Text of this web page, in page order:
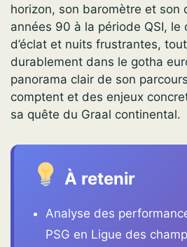
horizon, son baromètre et son
années 90 à la période QSI, le
d’éclat et nuits frustrantes,
durablement dans le gotha
panorama clair de son
comptent et des enjeux
sa quête du Graal continental.
À retenir
Analyse des
PSG en Ligue des